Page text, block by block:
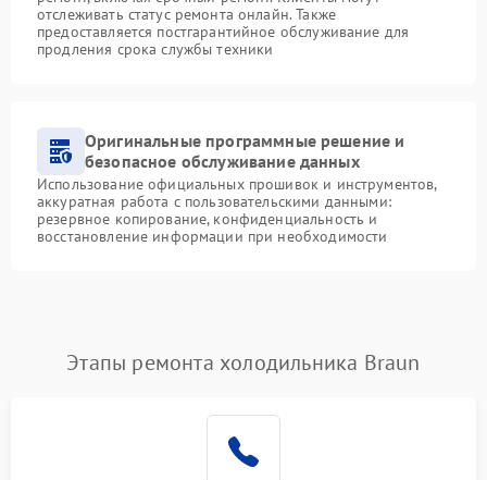
отслеживать статус ремонта онлайн. Также
предоставляется постгарантийное обслуживание для
продления срока службы техники
Оригинальные программные решение и
безопасное обслуживание данных
Использование официальных прошивок и инструментов,
аккуратная работа с пользовательскими данными:
резервное копирование, конфиденциальность и
восстановление информации при необходимости
Этапы ремонта холодильника Braun